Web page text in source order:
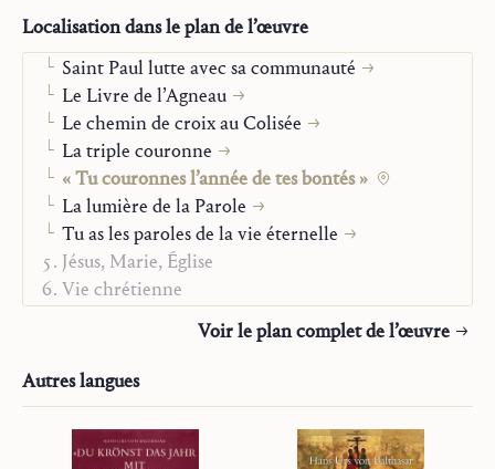
Langue d’origine : Allemand
Maison d’édition : Saint John Publications
Traducteurs : Françoise Brague, Rudolf Staub
Année : 2024
Genre : Extrait
Source
Revue catholique internationale Communio
2008), 35–40. Autre traduction du même texte dans
H.U. von Balthasar,Tu couronnes l’année de tes
bontés. Sermons pour les grandes fêtes de l’année
liturgique. Paris, Salvator, 2004.
Localisation dans le plan de l’œuvre
« Venez et voyez »
Saint Paul : L’Épître aux Thessaloniciens et les
Saint Paul lutte avec sa communauté
Le Livre de l’Agneau
Le chemin de croix au Colisée
La triple couronne
« Tu couronnes l’année de tes bontés »
La lumière de la Parole
Tu as les paroles de la vie éternelle
Jésus, Marie, Église
Vie chrétienne
Études
Voir le plan complet de l’œuvre
Autres langues